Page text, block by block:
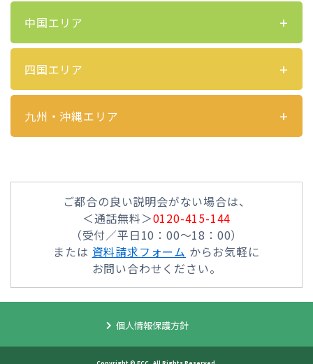
中国エリア
四国エリア
九州・沖縄エリア
ご都合の良い説明会がない場合は、
＜通話無料＞0120-415-144
（受付／平日10：00～18：00）
または 資料請求フォーム からお気軽に
お問い合わせください。
個人情報保護方針